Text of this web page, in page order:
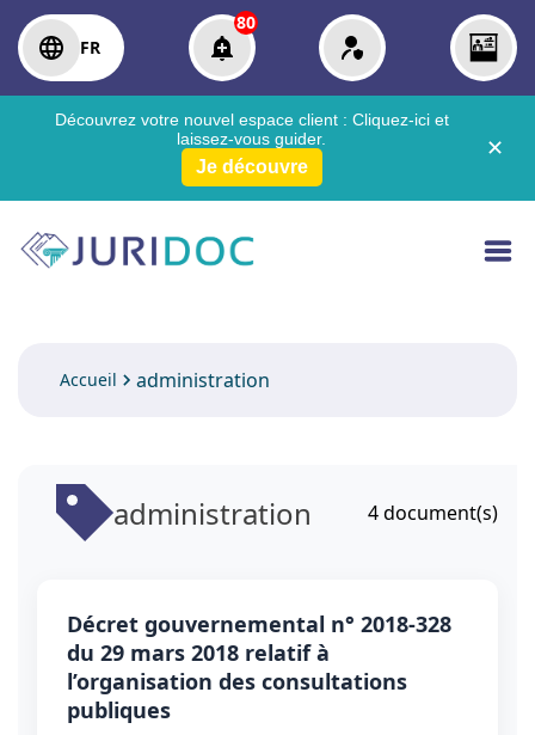
FR
80
Découvrez votre nouvel espace client : Cliquez-ici et
laissez-vous guider.
Je découvre
✕
Accueil administration
administration 4document(s)
Décret gouvernemental n° 2018-328
du 29 mars 2018 relatif à
l’organisation des consultations
publiques